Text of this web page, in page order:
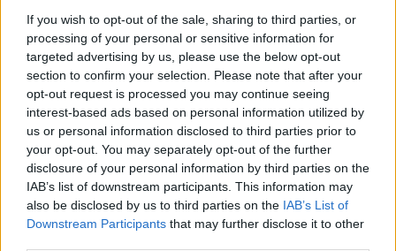
If you wish to opt-out of the sale, sharing to third parties, or
processing of your personal or sensitive information for
targeted advertising by us, please use the below opt-out
section to confirm your selection. Please note that after your
opt-out request is processed you may continue seeing
interest-based ads based on personal information utilized by
us or personal information disclosed to third parties prior to
your opt-out. You may separately opt-out of the further
disclosure of your personal information by third parties on the
IAB’s list of downstream participants. This information may
also be disclosed by us to third parties on the IAB’s List of
Downstream Participants that may further disclose it to other
Πάρο με μαύρο μπικίνι ‑ δείτε
τις πόζες της
ΣΉΜΕΡΑ
Το μοντέλο μοιράστηκε φωτογραφίες
από τις καλοκαιρινές της διακοπές στο
νησί των Κυκλάδων
Ιωάννα Τούνη: «Έβγαλα όλο το
βράδυ στο νοσοκομείο με ορούς
και αντιβιώσεις»
ΣΉΜΕΡΑ
Η επιχειρηματίας έπαθε τροφική